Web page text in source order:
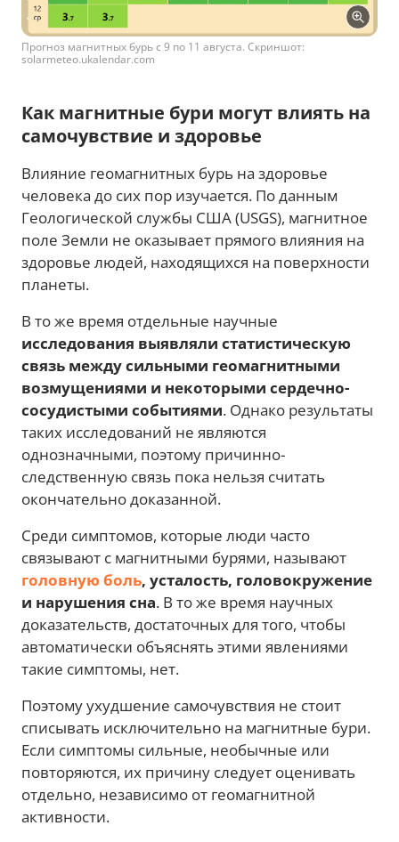
Прогноз магнитных бурь с 9 по 11 августа. Скриншот:
solarmeteo.ukalendar.com
Как магнитные бури могут влиять на
самочувствие и здоровье
Влияние геомагнитных бурь на здоровье
человека до сих пор изучается. По данным
Геологической службы США (USGS), магнитное
поле Земли не оказывает прямого влияния на
здоровье людей, находящихся на поверхности
планеты.
В то же время отдельные научные
исследования выявляли статистическую
связь между сильными геомагнитными
возмущениями и некоторыми сердечно-
сосудистыми событиями. Однако результаты
таких исследований не являются
однозначными, поэтому причинно-
следственную связь пока нельзя считать
окончательно доказанной.
Среди симптомов, которые люди часто
связывают с магнитными бурями, называют
головную боль, усталость, головокружение
и нарушения сна. В то же время научных
доказательств, достаточных для того, чтобы
автоматически объяснять этими явлениями
такие симптомы, нет.
Поэтому ухудшение самочувствия не стоит
списывать исключительно на магнитные бури.
Если симптомы сильные, необычные или
повторяются, их причину следует оценивать
отдельно, независимо от геомагнитной
активности.